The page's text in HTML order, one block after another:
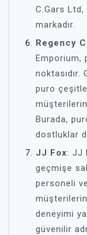
C.Gars Ltd,
markadır.
Regency
Emporium,
puro
Burada,
dostluklar
JJ Fox: JJ
geçmişe
personeli
deneyimi
güvenilir